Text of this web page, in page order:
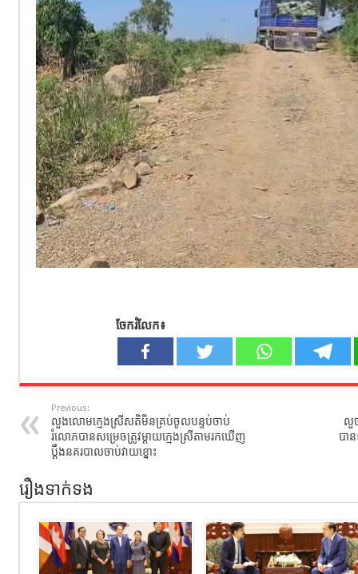
ចែករំលែក៖
Previous:
លួងលោមក្មេងស្រីសតិមិនគ្រប់ចូលបន្ទប់ចាប់
រំលោភបានសម្រេចត្រូវម្ដាយក្មេងស្រីតាមរកឃើញ
ប្ដឹងនគរបាលចាប់វាយខ្នោះ
លួ
បា
រឿងទាក់ទង